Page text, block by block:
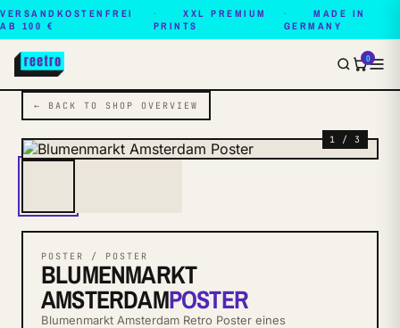
VERSANDKOSTENFREI
AB 100 €
XXL PREMIUM
PRINTS
MADE IN
GERMANY
0
← BACK TO SHOP OVERVIEW
1 / 3
POSTER / POSTER
BLUMENMARKT
AMSTERDAMPOSTER
Blumenmarkt Amsterdam Retro Poster eines